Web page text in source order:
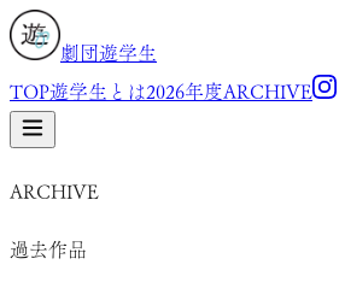
劇団遊学生
TOP遊学生とは2026年度ARCHIVE
ARCHIVE
過去作品